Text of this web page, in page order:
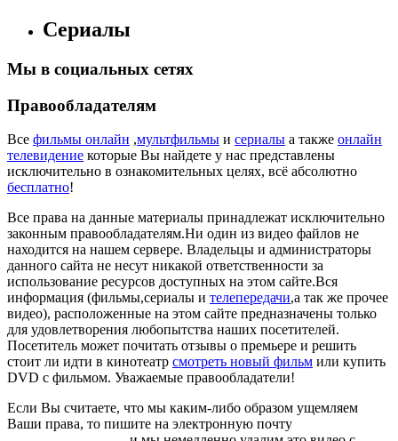
Сериалы
Мы в социальных сетях
Правообладателям
Все фильмы онлайн ,мультфильмы и сериалы а также онлайн
телевидение которые Вы найдете у нас представлены
исключительно в ознакомительных целях, всё абсолютно
бесплатно!
Все права на данные материалы принадлежат исключительно
законным правообладателям.Ни один из видео файлов не
находится на нашем сервере. Владельцы и администраторы
данного сайта не несут никакой ответственности за
использование ресурсов доступных на этом сайте.Вся
информация (фильмы,сериалы и телепередачи,а так же прочее
видео), расположенные на этом сайте предназначены только
для удовлетворения любопытства наших посетителей.
Посетитель может почитать отзывы о премьере и решить
стоит ли идти в кинотеатр смотреть новый фильм или купить
DVD с фильмом. Уважаемые правообладатели!
Если Вы считаете, что мы каким-либо образом ущемляем
Ваши права, то пишите на электронную почту